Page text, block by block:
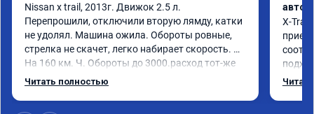
Nissan x trаil, 2013г. Движок 2.5 л.
Перепрошили, отключили вторую лямду, катки
не удолял. Машина ожила. Обороты ровные,
стрелка не скачет, легко набирает скорость.
На 160 км. Ч. Обороты до 3000.расход тот-же
без изменения 12л. Услугой доволен.
Читать полностью
X-Trail